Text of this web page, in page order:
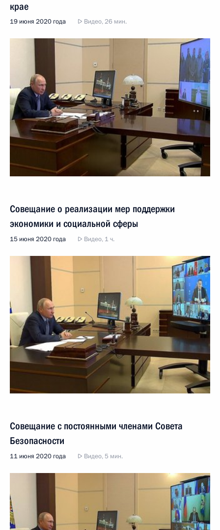
крае
19 июня 2020 года Видео, 26 мин.
Совещание о реализации мер поддержки
экономики и социальной сферы
15 июня 2020 года Видео, 1 ч.
Совещание с постоянными членами Совета
Безопасности
11 июня 2020 года Видео, 5 мин.